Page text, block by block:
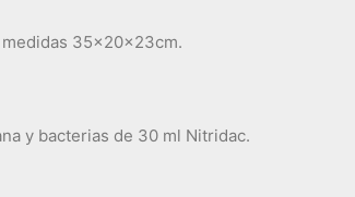
35x20x23cm.
y bacterias de 30 ml Nitridac.